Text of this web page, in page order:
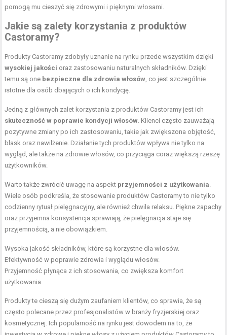
pomogą mu cieszyć się zdrowymi i pięknymi włosami.
Jakie są zalety korzystania z produktów
Castoramy?
Produkty Castoramy zdobyły uznanie na rynku przede wszystkim dzięki
wysokiej jakości oraz zastosowaniu naturalnych składników. Dzięki
temu są one bezpieczne dla zdrowia włosów , co jest szczególnie
istotne dla osób dbających o ich kondycję.
Jedną z głównych zalet korzystania z produktów Castoramy jest ich
skuteczność w poprawie kondycji włosów . Klienci często zauważają
pozytywne zmiany po ich zastosowaniu, takie jak zwiększona objętość,
blask oraz nawilżenie. Działanie tych produktów wpływa nie tylko na
wygląd, ale także na zdrowie włosów, co przyciąga coraz większą rzeszę
użytkowników.
Warto także zwrócić uwagę na aspekt przyjemności z użytkowania
Wiele osób podkreśla, że stosowanie produktów Castoramy to nie tylko
codzienny rytuał pielęgnacyjny, ale również chwila relaksu. Piękne zapachy
oraz przyjemna konsystencja sprawiają, że pielęgnacja staje się
przyjemnością, a nie obowiązkiem.
Wysoka jakość składników, które są korzystne dla włosów.
Efektywność w poprawie zdrowia i wyglądu włosów.
Przyjemność płynąca z ich stosowania, co zwiększa komfort
użytkowania.
Produkty te cieszą się dużym zaufaniem klientów, co sprawia, że są
często polecane przez profesjonalistów w branży fryzjerskiej oraz
kosmetycznej. Ich popularność na rynku jest dowodem na to, że